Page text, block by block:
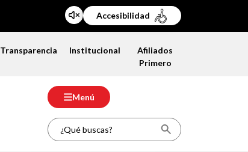
Accesibilidad
Transparencia Institucional
Afiliados
Primero
Menú